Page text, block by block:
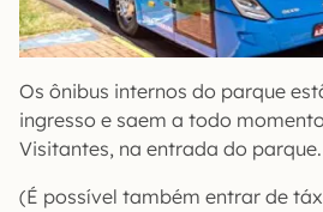
Os ônibus internos do parque
ingresso e saem a todo
Visitantes, na entrada do parque.
(É possível também entrar de